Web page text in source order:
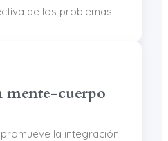
de los problemas.
cuerpo
la integración